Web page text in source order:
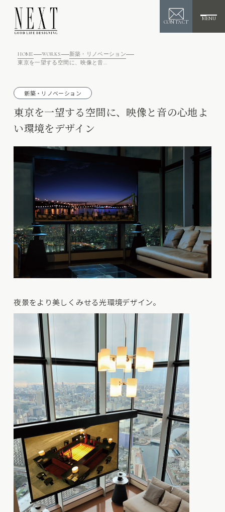
CONTACT
MENU
HOME WORKS
新築・リノベーション
東京を一望する空間に、映像と音の心地よい環境をデザイン
新築・リノベーション
東京を一望する空間に、映像と音の心地よ
い環境をデザイン
夜景をより美しくみせる光環境デザイン。